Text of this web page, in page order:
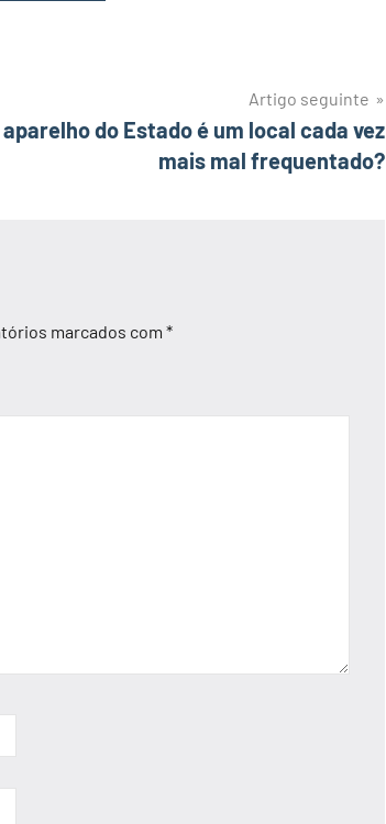
Artigo seguinte
aparelho do Estado é um local cada vez
mais mal frequentado?
marcados com *